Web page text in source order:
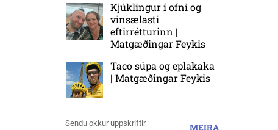
Kjúklingur í ofni og
vinsælasti
eftirrétturinn |
Matgæðingar Feykis
Taco súpa og eplakaka
| Matgæðingar Feykis
MEIRA
Sendu okkur uppskriftir